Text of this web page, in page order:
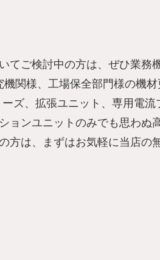
ご検討中の方は、ぜひ業務
関様、工場保全部門様の機
ズ、拡張ユニット、専用電
ンユニットのみでも思わぬ
は、まずはお気軽に当店の